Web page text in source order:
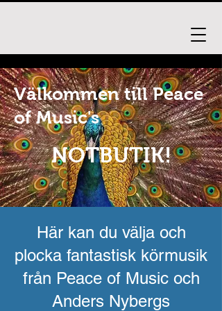
Välkommen till Peace
of Music's
NOTBUTIK!
Här kan du välja och
plocka fantastisk körmusik
från Peace of Music och
Anders Nybergs